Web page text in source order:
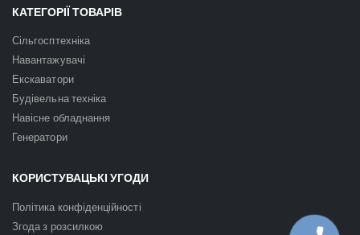
КАТЕГОРІЇ ТОВАРІВ
Сільгосптехніка
Навантажувачі
Екскаватори
Будівельна техніка
Навісне обладнання
Генератори
КОРИСТУВАЦЬКІ УГОДИ
Політика конфіденційності
Згода з розсилкою